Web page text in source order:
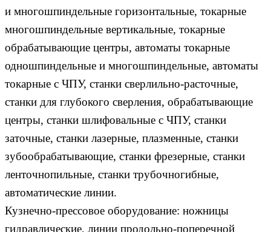
и многошпиндельные горизонтальные, токарные
многошпиндельные вертикальные, токарные
обрабатывающие центры, автоматы токарные
одношпиндельные и многошпиндельные, автоматы
токарные с ЧПУ, станки сверлильно-расточные,
станки для глубокого сверления, обрабатывающие
центры, станки шлифовальные с ЧПУ, станки
заточные, станки лазерные, плазменные, станки
зубообрабатывающие, станки фрезерные, станки
ленточнопильные, станки трубочногибные,
автоматические линии.
Кузнечно-прессовое оборудование: ножницы
гидравлические, линии продольно-поперечной